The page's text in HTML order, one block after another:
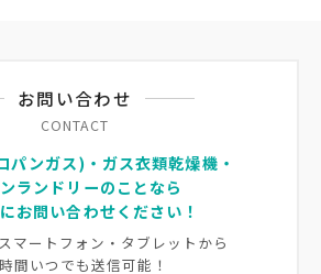
お問い合わせ
CONTACT
パンガス)・ガス衣類乾燥機・
ランドリーのことなら
お問い合わせください！
マートフォン・タブレットから
間いつでも送信可能！